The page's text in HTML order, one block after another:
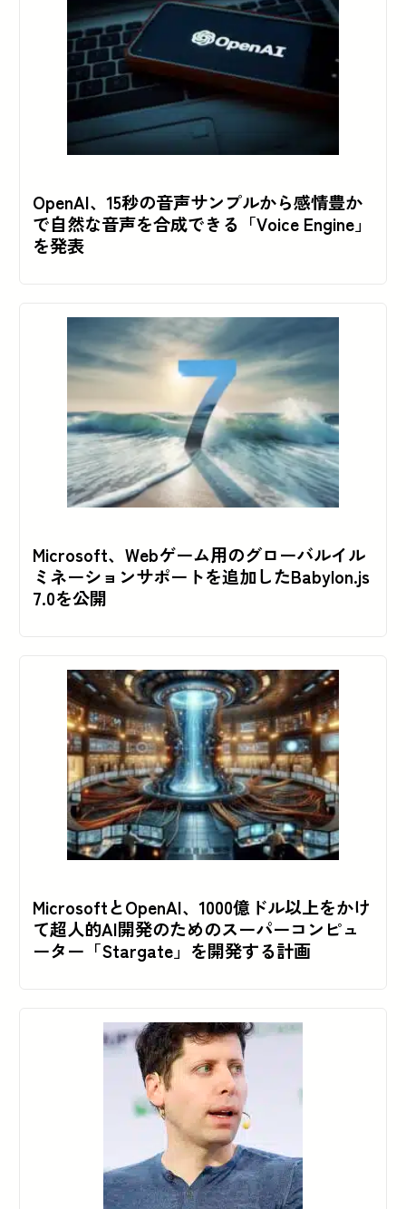
OpenAI、15秒の音声サンプルから感情豊か
で自然な音声を合成できる「Voice Engine」
を発表
Microsoft、Webゲーム用のグローバルイル
ミネーションサポートを追加したBabylon.js
7.0を公開
MicrosoftとOpenAI、1000億ドル以上をかけ
て超人的AI開発のためのスーパーコンピュ
ーター「Stargate」を開発する計画